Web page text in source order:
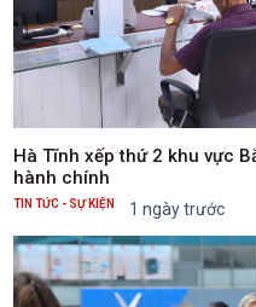
Hà Tĩnh xếp thứ 2 khu vực
hành chính
TIN TỨC - SỰ KIỆN 1 ngày trước